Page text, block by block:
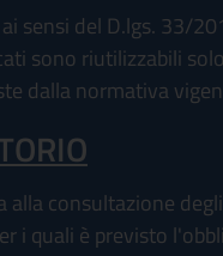
sensi del D.lgs. 33/
sono riutilizzabili
dalla normativa
alla consultazione
i quali è previsto